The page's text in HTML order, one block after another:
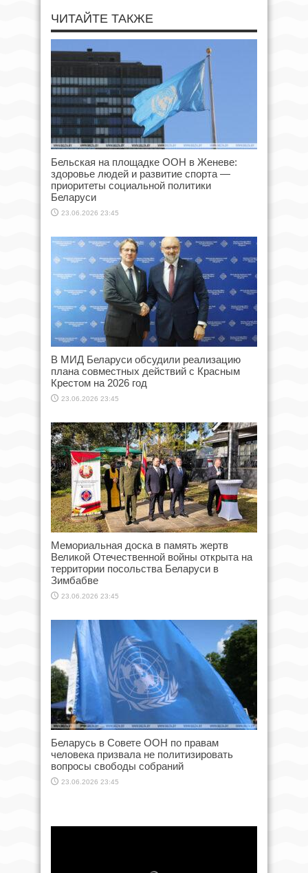
ЧИТАЙТЕ ТАКЖЕ
Бельская на площадке ООН в Женеве:
здоровье людей и развитие спорта —
приоритеты социальной политики
Беларуси
23.06.2026 23:45
В МИД Беларуси обсудили реализацию
плана совместных действий с Красным
Крестом на 2026 год
23.06.2026 23:45
Мемориальная доска в память жертв
Великой Отечественной войны открыта на
территории посольства Беларуси в
Зимбабве
23.06.2026 23:45
Беларусь в Совете ООН по правам
человека призвала не политизировать
вопросы свободы собраний
23.06.2026 23:45